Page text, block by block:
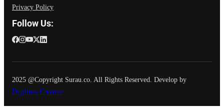
Privacy Policy
Follow Us:
2025 @Copyright Surau.co. All Rights Reserved. Develop by
Digilines Creative